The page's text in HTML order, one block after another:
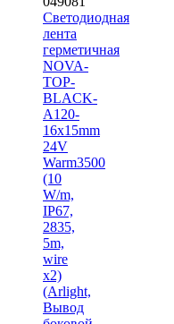
Светодиодная
лента
герметичная
NOVA-
TOP-
BLACK-
A120-
16x15mm
24V
Warm3500
(10
W/m,
IP67,
2835,
5m,
wire
x2)
(Arlight,
Вывод